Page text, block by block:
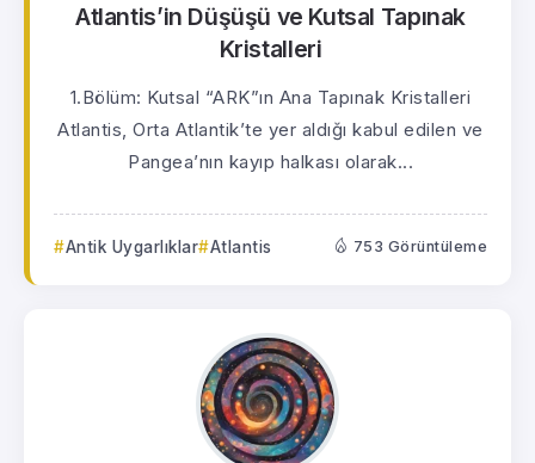
Atlantis’in Düşüşü ve Kutsal Tapınak
Kristalleri
1.Bölüm: Kutsal “ARK”ın Ana Tapınak Kristalleri
Atlantis, Orta Atlantik’te yer aldığı kabul edilen ve
Pangea’nın kayıp halkası olarak...
Antik Uygarlıklar Atlantis 753 Görüntüleme